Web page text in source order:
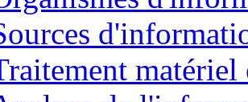
matériel